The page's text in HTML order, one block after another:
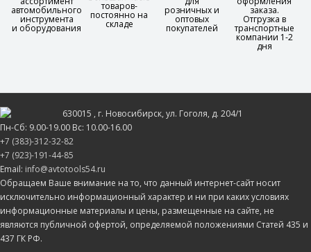
автомобильного
инструмента
и оборудования
товаров-
постоянно на
складе
розничных и
оптовых
покупателей
заказа.
Отгрузка в
транспортные
компании 1-2
дня
630015 , г. Новосибирск, ул. Гоголя, д. 204/1
Пн-Сб: 9.00-19.00 Вс: 10.00-16.00
+7 (383)-312-32-82
+7 (923)-191-44-85
Email: info@avtotools54.ru
Обращаем Ваше внимание на то, что данный интернет-сайт носит
исключительно информационный характер и ни при каких условиях
информационные материалы и цены, размещенные на сайте, не
являются публичной офертой, определяемой положениями Статей 435 и
437 ГК РФ.